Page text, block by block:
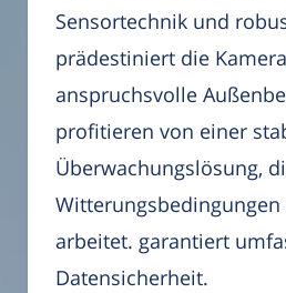
Sensortechnik und
prädestiniert die
anspruchsvolle
profitieren von einer
Überwachungslösung,
Witterungsbedingungen
arbeitet. garantiert
Datensicherheit.